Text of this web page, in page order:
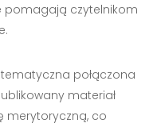
pomagają czytelnikom
połączona
materiał
merytoryczną, co